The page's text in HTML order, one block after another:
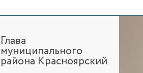
Глава
муниципального
района Красноярский